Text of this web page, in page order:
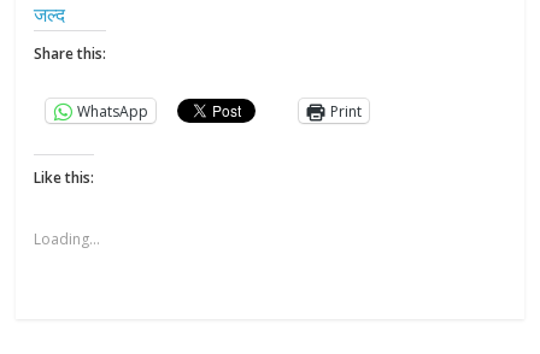
जल्द
Share this:
WhatsApp Print
Like this:
Loading...